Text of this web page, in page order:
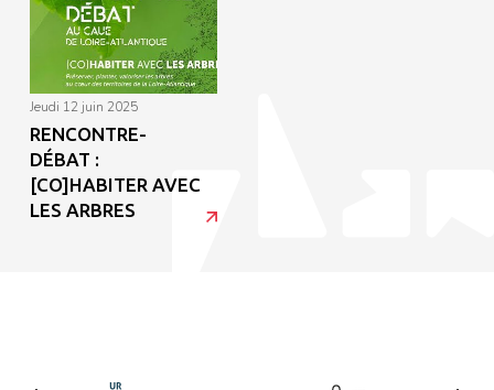
jeudi 12 juin 2025
RENCONTRE-
DÉBAT :
[CO]HABITER AVEC
LES ARBRES